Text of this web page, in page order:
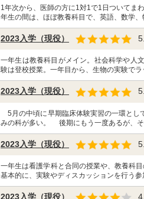
1年次から、医師の方に1対1で1日ついてま
年生の間は、ほぼ教養科目で、英語、数学
2023入学（現役）
一年生は教養科目がメイン。社会科学や人
験は登校授業。一年目から、生物の実験で
2023入学（現役）
5月の中頃に早期臨床体験実習の一環とし
みの科が多い。 後期にもう一度あるが、
2023入学（現役）
一年生は看護学科と合同の授業や、教養科
基本的に、実験やディスカッションを行う
2023入学（現役）